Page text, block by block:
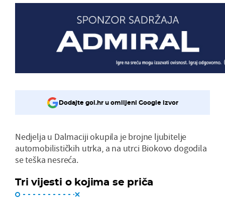
Dodajte gol.hr u omiljeni Google izvor
Nedjelja u Dalmaciji okupila je brojne ljubitelje
automobilističkih utrka, a na utrci Biokovo dogodila
se teška nesreća.
Tri vijesti o kojima se priča